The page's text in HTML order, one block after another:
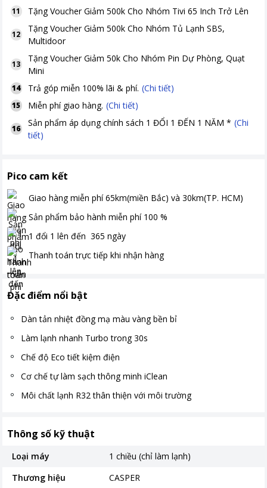
11 TặngVoucher Giảm 500k Cho Nhóm Tivi 65 Inch Trở Lên
12
TặngVoucher Giảm 500k Cho Nhóm Tủ Lạnh SBS,
Multidoor
13
TặngVoucher Giảm 50k Cho Nhóm Pin Dự Phòng, Quạt
Mini
14 Trả góp miễn 100% lãi & phí. (Chi tiết)
15 Miễn phí giao hàng. (Chi tiết)
16
Sản phẩm áp dụng chính sách 1 ĐỔI 1 ĐẾN 1 NĂM * (Chi
tiết)
Pico cam kết
Giao hàng miễn phí 65km(miền Bắc) và 30km(TP. HCM)
Sản phẩm bảo hành miễn phí 100 %
1 đổi 1 lên đến 365 ngày
Thanh toán trực tiếp khi nhận hàng
Đặc điểm nổi bật
Dàn tản nhiệt đồng mạ màu vàng bền bỉ
Làm lạnh nhanh Turbo trong 30s
Chế độ Eco tiết kiệm điện
Cơ chế tự làm sạch thông minh iClean
Môi chất lạnh R32 thân thiện với môi trường
Thông số kỹ thuật
Loại máy
1 chiều (chỉ làm lạnh)
Thương hiệu
CASPER